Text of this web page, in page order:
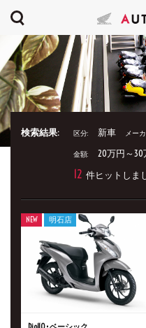
検索結果: 区分: 新車 メー
金額: 20万円～
12 件ヒットしま
NEW 明石店